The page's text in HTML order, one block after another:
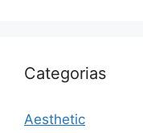
Categorias
Aesthetic